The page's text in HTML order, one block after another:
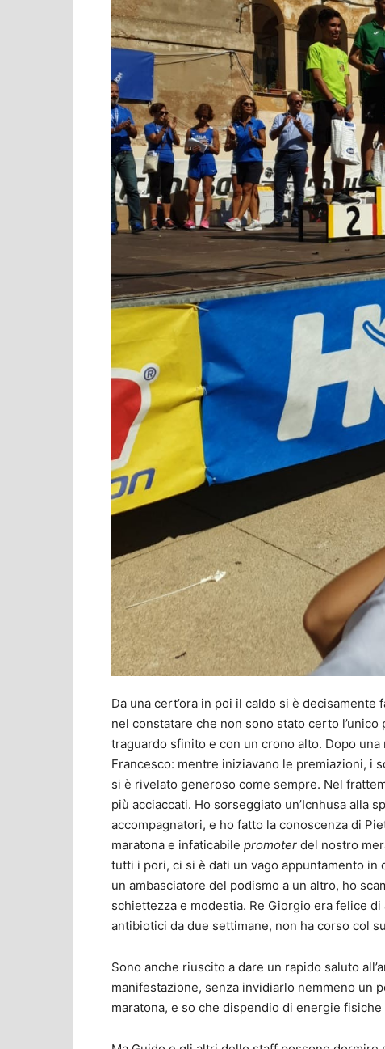
Da una cert’ora in poi il caldo si è
nel constatare che non sono stato certo
traguardo sfinito e con un crono alto. Dopo
Francesco: mentre iniziavano le premiazioni, i
si è rivelato generoso come sempre. Nel
più acciaccati. Ho sorseggiato un’Icnhusa alla
accompagnatori, e ho fatto la conoscenza di
maratona e infaticabile promoter del nostro
tutti i pori, ci si è dati un vago appuntamento in
un ambasciatore del podismo a un altro, ho
schiettezza e modestia. Re Giorgio era felice
antibiotici da due settimane, non ha corso col
Sono anche riuscito a dare un rapido saluto
manifestazione, senza invidiarlo nemmeno un
maratona, e so che dispendio di energie